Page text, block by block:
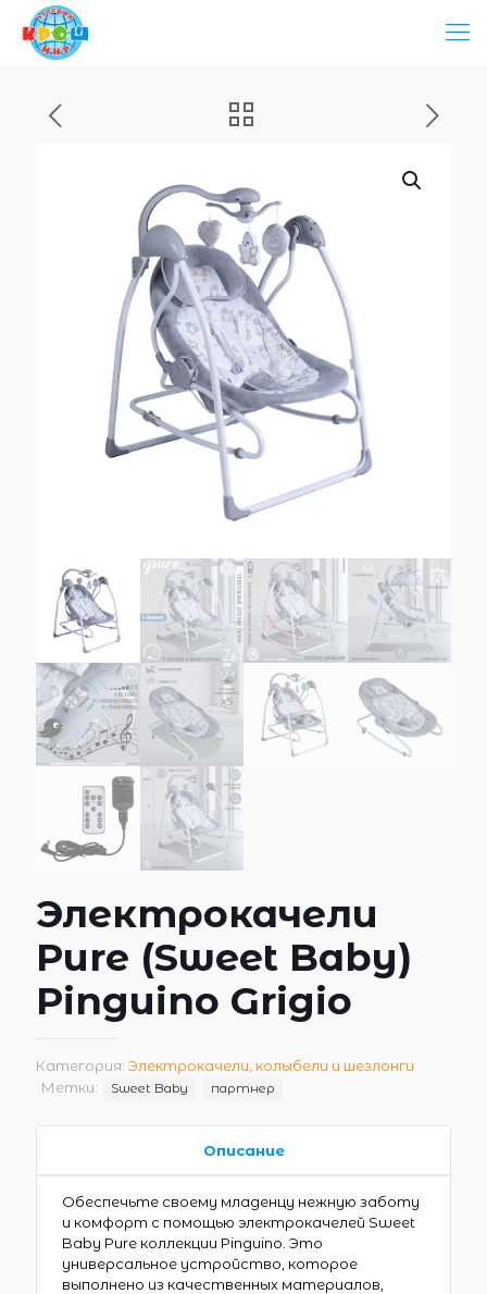
Электрокачели
Pure (Sweet Baby)
Pinguino Grigio
Категория: Электрокачели, колыбели и шезлонги
Метки:
Sweet Baby партнер
Описание
Обеспечьте своему младенцу нежную заботу
и комфорт с помощью электрокачелей Sweet
Baby Pure коллекции Pinguino. Это
универсальное устройство, которое
выполнено из качественных материалов,